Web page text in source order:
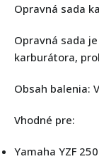
Opravná sada
Opravná sada
karburátora,
Obsah balenia:
Vhodné pre:
Yamaha YZF